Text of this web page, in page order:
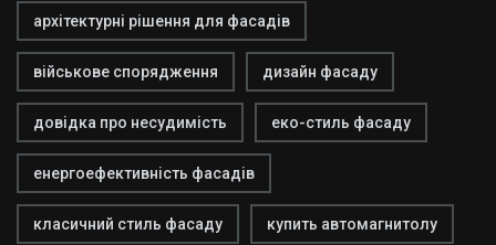
архітектурні рішення для фасадів
військове спорядження дизайн фасаду
довідка про несудимість еко-стиль фасаду
енергоефективність фасадів
класичний стиль фасаду купить автомагнитолу